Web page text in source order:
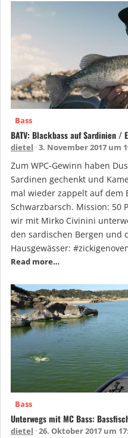
Bass
BATV: Blackbass auf Sardinien /
dietel 3. November 2017 um
Zum WPC-Gewinn haben
Sardinen gechenkt und
mal wieder zappelt auf dem
Schwarzbarsch. Mission: 50
wir mit Mirko Civinini
den sardischen Bergen und
Hausgewässer:
Read more…
Bass
Unterwegs mit MC Bass:
dietel 26. Oktober 2017 um